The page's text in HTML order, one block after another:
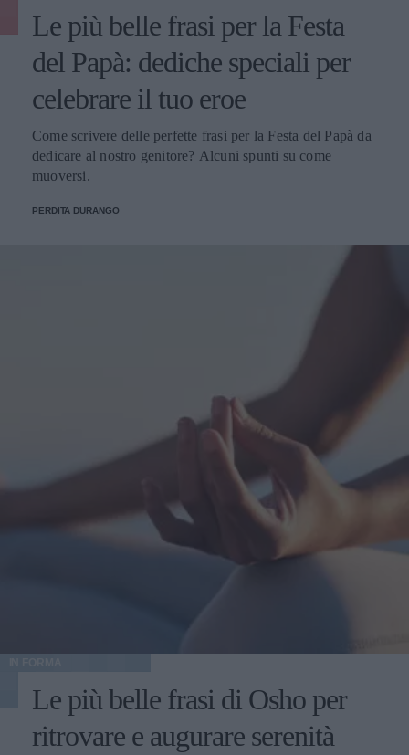
Le più belle frasi per la Festa
del Papà: dediche speciali per
celebrare il tuo eroe
Come scrivere delle perfette frasi per la Festa del Papà da
dedicare al nostro genitore? Alcuni spunti su come
muoversi.
PERDITA DURANGO
Le più belle frasi di Osho per
ritrovare e augurare serenità